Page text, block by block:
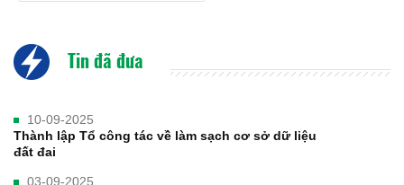
Tin đã đưa
10-09-2025
Thành lập Tổ công tác về làm sạch cơ sở dữ liệu
đất đai
03-09-2025